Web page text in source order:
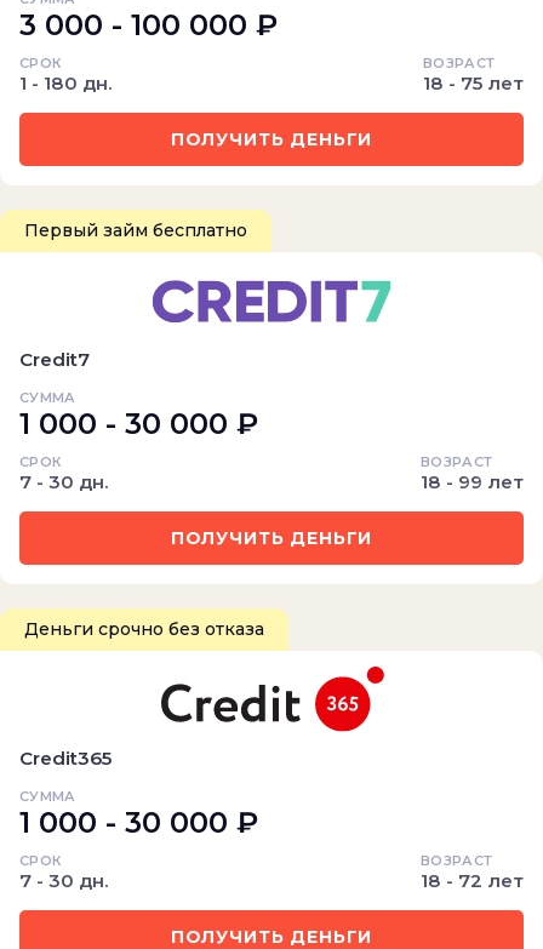
3 000 - 100 000 ₽
СРОК
1 - 180 дн.
ВОЗРАСТ
18 - 75 лет
ПОЛУЧИТЬ ДЕНЬГИ
Первый займ бесплатно
Credit7
СУММА
1 000 - 30 000 ₽
СРОК
7 - 30 дн.
ВОЗРАСТ
18 - 99 лет
ПОЛУЧИТЬ ДЕНЬГИ
Деньги срочно без отказа
Credit365
СУММА
1 000 - 30 000 ₽
СРОК
7 - 30 дн.
ВОЗРАСТ
18 - 72 лет
ПОЛУЧИТЬ ДЕНЬГИ